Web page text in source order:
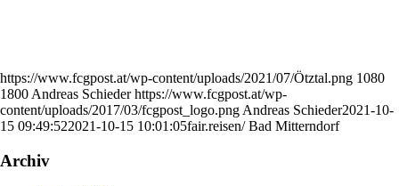
https://www.fcgpost.at/wp-content/uploads/2021/07/Ötztal.png 1080
1800 Andreas Schieder https://www.fcgpost.at/wp-
content/uploads/2017/03/fcgpost_logo.png Andreas Schieder2021-10-
15 09:49:522021-10-15 10:01:05fair.reisen/ Bad Mitterndorf
Archiv